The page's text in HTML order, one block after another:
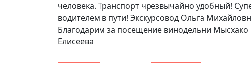
человека. Транспорт чрезвычайно удобный!
водителем в пути! Экскурсовод Ольга
Благодарим за посещение винодельни
Елисеева